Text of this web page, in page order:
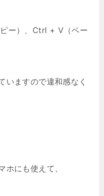
ー）、Ctrl + V（ペー
いますので違和感なく
ホにも使えて、